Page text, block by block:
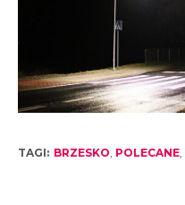
TAGI: BRZESKO, POLECANE,